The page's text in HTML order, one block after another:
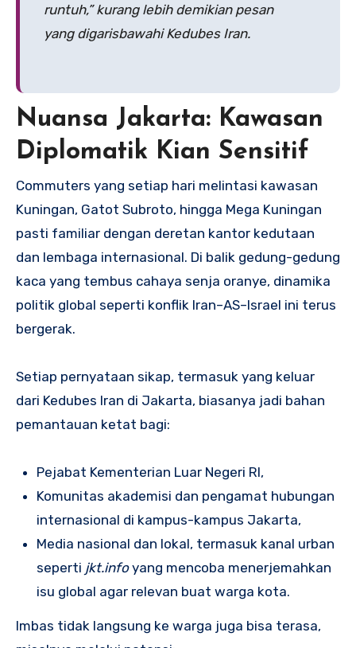
runtuh,” kurang lebih demikian pesan
yang digarisbawahi Kedubes Iran.
Nuansa Jakarta: Kawasan
Diplomatik Kian Sensitif
Commuters yang setiap hari melintasi kawasan
Kuningan, Gatot Subroto, hingga Mega Kuningan
pasti familiar dengan deretan kantor kedutaan
dan lembaga internasional. Di balik gedung-gedung
kaca yang tembus cahaya senja oranye, dinamika
politik global seperti konflik Iran–AS–Israel ini terus
bergerak.
Setiap pernyataan sikap, termasuk yang keluar
dari Kedubes Iran di Jakarta, biasanya jadi bahan
pemantauan ketat bagi:
Pejabat Kementerian Luar Negeri RI,
Komunitas akademisi dan pengamat hubungan
internasional di kampus-kampus Jakarta,
Media nasional dan lokal, termasuk kanal urban
seperti jkt.infoyang mencoba menerjemahkan
isu global agar relevan buat warga kota.
Imbas tidak langsung ke warga juga bisa terasa,